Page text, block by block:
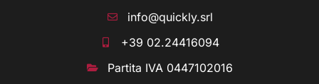
info@quickly.srl
+39 02.24416094
Partita IVA 0447102016